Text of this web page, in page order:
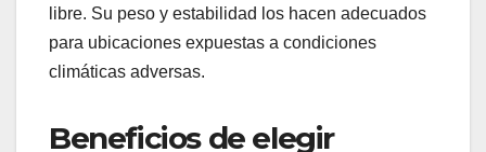
libre. Su peso y estabilidad los hacen adecuados
para ubicaciones expuestas a condiciones
climáticas adversas.
Beneficios de elegir